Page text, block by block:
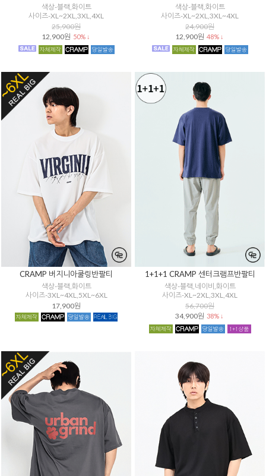
색상-블랙,화이트
사이즈-XL~2XL,3XL,4XL
25,900원
12,900원 50% ↓
색상-블랙,화이트
사이즈-XL~2XL,3XL~4XL
24,900원
12,900원 48% ↓
CRAMP 버지니아쿨링반팔티
색상-블랙,화이트
사이즈-3XL~4XL,5XL~6XL
17,900원
1+1+1 CRAMP 센터크램프반팔티
색상-블랙,네이비,화이트
사이즈-XL~2XL,3XL,4XL
56,700원
34,900원 38% ↓